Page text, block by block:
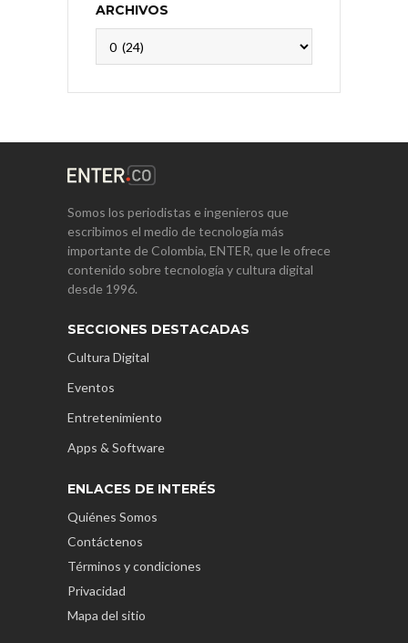
ARCHIVOS
Somos los periodistas e ingenieros que
escribimos el medio de tecnología más
importante de Colombia, ENTER, que le ofrece
contenido sobre tecnología y cultura digital
desde 1996.
SECCIONES DESTACADAS
Cultura Digital
Eventos
Entretenimiento
Apps & Software
ENLACES DE INTERÉS
Quiénes Somos
Contáctenos
Términos y condiciones
Privacidad
Mapa del sitio